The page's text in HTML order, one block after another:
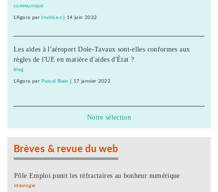
communiqué
L'Agora par Invité.e.s| 14 juin 2022
Les aides à l'aéroport Dole-Tavaux sont-elles conformes aux
règles de l'UE en matière d'aides d'État ?
blog
L'Agora par Pascal Blain 17 janvier 2022
Notre sélection
Brèves & revue du web
Pôle Emploi punit les réfractaires au bonheur numérique
Idéologie